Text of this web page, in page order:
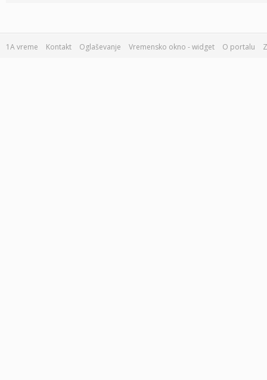
1A vreme Kontakt Oglaševanje Vremensko okno - widget O portalu